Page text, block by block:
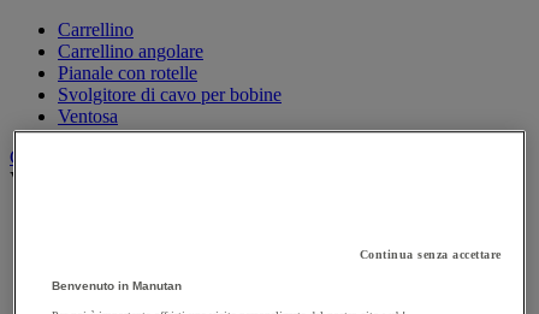
Carrellino
Carrellino angolare
Pianale con rotelle
Svolgitore di cavo per bobine
Ventosa
Carrello
Vedi tutte le categorie
Carrello per carichi alti
Carrello per fusti
Continua senza accettare
Benvenuto in Manutan